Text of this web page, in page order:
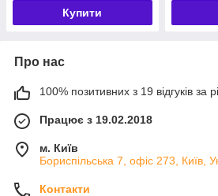
Купити
Про нас
100% позитивних з 19 відгуків за
Працює з 19.02.2018
м. Київ
Бориспільська 7, офіс 273, Київ,
Контакти